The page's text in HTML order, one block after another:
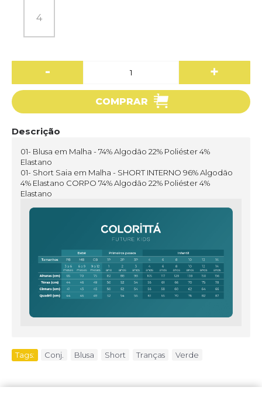
4
- +
COMPRAR
Descrição
01- Blusa em Malha - 74% Algodão 22% Poliéster 4%
Elastano
01- Short Saia em Malha - SHORT INTERNO 96% Algodão
4% Elastano CORPO 74% Algodão 22% Poliéster 4%
Elastano
Tags: Conj. Blusa Short Tranças Verde